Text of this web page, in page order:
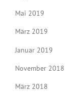
Mai 2019
März 2019
Januar 2019
November 2018
März 2018